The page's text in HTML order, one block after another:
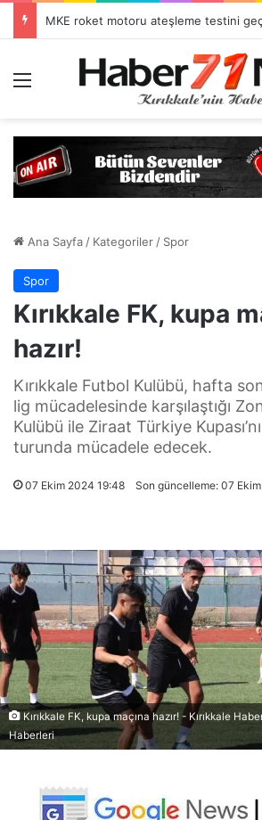
MKE roket motoru ateşleme testini
Ana Sayfa/ Kategoriler/ Spor
Spor
Kırıkkale FK, kupa
hazır!
Kırıkkale Futbol Kulübü, hafta
lig mücadelesinde karşılaştığı
Kulübü ile Ziraat Türkiye
turunda mücadele edecek.
07 Ekim 2024 19:48 Son güncelleme: 07
Kırıkkale FK, kupa maçına hazır! - Kırıkkale
Haberleri